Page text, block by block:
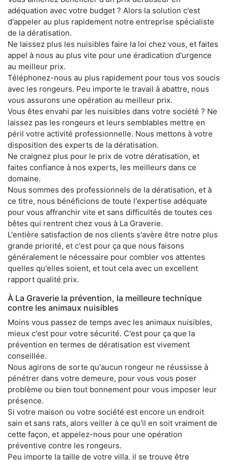
adéquation avec votre budget ? Alors la solution c'est
d'appeler au plus rapidement notre entreprise spécialiste
de la dératisation.
Ne laissez plus les nuisibles faire la loi chez vous, et faites
appel à nous au plus vite pour une éradication d'urgence
au meilleur prix.
Téléphonez-nous au plus rapidement pour tous vos soucis
avec les rongeurs. Peu importe le travail à abattre, nous
vous assurons une opération au meilleur prix.
Vous êtes envahi par les nuisibles dans votre société ? Ne
laissez pas les rongeurs et leurs semblables mettre en
péril votre activité professionnelle. Nous mettons à votre
disposition des experts de la dératisation.
Ne craignez plus pour le prix de votre dératisation, et
faites confiance à nos experts, les meilleurs dans ce
domaine.
Nous sommes des professionnels de la dératisation, et à
ce titre, nous bénéficions de toute l'expertise adéquate
pour vous affranchir vite et sans difficultés de toutes ces
bêtes qui rentrent chez vous à La Graverie.
L'entière satisfaction de nos clients s'avère être notre plus
grande priorité, et c'est pour ça que nous faisons
généralement le nécessaire pour combler vos attentes
quelles qu'elles soient, et tout cela avec un excellent
rapport qualité prix.
À La Graverie la prévention, la meilleure technique
contre les animaux nuisibles
Moins vous passez de temps avec les animaux nuisibles,
mieux c'est pour votre sécurité. C'est pour ça que la
prévention en termes de dératisation est vivement
conseillée.
Nous agirons de sorte qu'aucun rongeur ne réussisse à
pénétrer dans votre demeure, pour vous vous poser
problème ou bien tout bonnement pour vous imposer leur
présence.
Si votre maison ou votre société est encore un endroit
sain et sans rats, alors veiller à ce qu'il en soit vraiment de
cette façon, et appelez-nous pour une opération
préventive contre les rongeurs.
Peu importe la taille de votre villa, il se trouve être